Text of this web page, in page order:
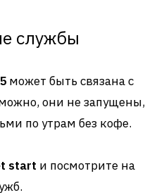
службы
может быть связана с
они не запущены,
по утрам без кофе.
start и посмотрите на